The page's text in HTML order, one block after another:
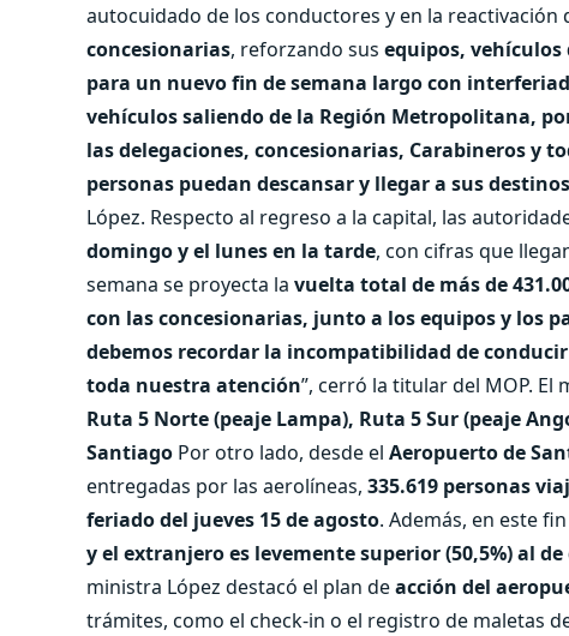
autocuidado de los conductores y en la reactivación
concesionarias, reforzando sus equipos,
para un nuevo fin de semana largo con
vehículos saliendo de la Región Metropolitana,
las delegaciones, concesionarias, Carabineros y
personas puedan descansar y llegar a sus
López. Respecto al regreso a la capital, las
domingo y el lunes en la tarde, con cifras que
semana se proyecta la vuelta total de más de
con las concesionarias, junto a los equipos y los
debemos recordar la incompatibilidad de
toda nuestra atención”, cerró la titular del MOP.
Ruta 5 Norte (peaje Lampa), Ruta 5 Sur (peaje
Santiago Por otro lado, desde el Aeropuerto de
entregadas por las aerolíneas, 335.619 personas
feriado del jueves 15 de agosto. Además, en este
y el extranjero es levemente superior (50,5%) al
ministra López destacó el plan deacción del
trámites, como el check-in o el registro de maletas